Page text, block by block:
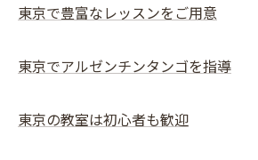
東京で豊富なレッスンをご用意
東京でアルゼンチンタンゴを指導
東京の教室は初心者も歓迎